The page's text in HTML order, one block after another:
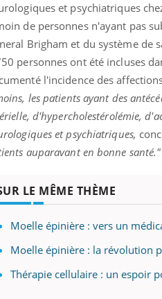
et psychiatriques
de personnes n'ayant pas
Brigham et du système de
personnes ont été incluses
l'incidence des
les patients ayant des
d'hypercholestérolémie,
et psychiatriques,
auparavant en bonne santé."
LE MÊME THÈME
Moelle épinière : vers un
Moelle épinière : la révolution
Thérapie cellulaire : un espoir
: comprendre pour
brouillard mental ou
Les symptômes de la
multiples ce qui la rend
En